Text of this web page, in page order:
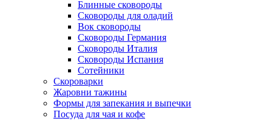
Блинные сковороды
Сковороды для оладий
Вок сковороды
Сковороды Германия
Сковороды Италия
Сковороды Испания
Сотейники
Скороварки
Жаровни тажины
Формы для запекания и выпечки
Посуда для чая и кофе